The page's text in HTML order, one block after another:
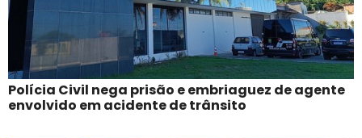
Polícia Civil nega prisão e embriaguez de agente
envolvido em acidente de trânsito